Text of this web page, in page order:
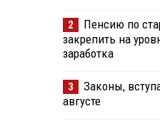
2
Пенсию по
закрепить на
заработка
3
Законы,
августе